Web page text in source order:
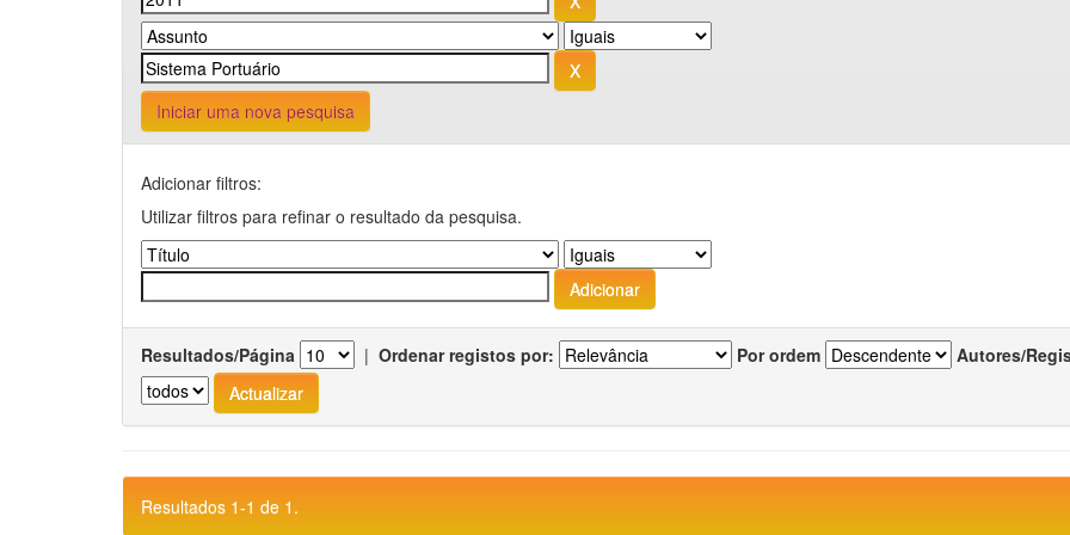
Iniciar uma nova pesquisa
Adicionar filtros:
Utilizar filtros para refinar o resultado da pesquisa.
Resultados/Página | Ordenar registos por: Por ordem Autores/
Resultados 1-1 de 1.